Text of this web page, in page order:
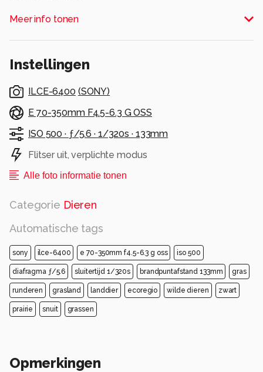
Alle rechten voorbehouden
Meer info tonen
Instellingen
ILCE-6400 (SONY)
E 70-350mm F4.5-6.3 G OSS
ISO 500 · ƒ/5.6 · 1/320s · 133mm
Flitser uit, verplichte modus
Alle foto informatie tonen
Categorie Dieren
Automatische tags
sony ilce-6400 e 70-350mm f4.5-6.3 g oss iso 500
diafragma ƒ/5.6 sluitertijd 1/320s brandpuntafstand 133mm gras
runderen grasland landdier ecoregio wilde dieren zwart
prairie snuit grassen
Opmerkingen